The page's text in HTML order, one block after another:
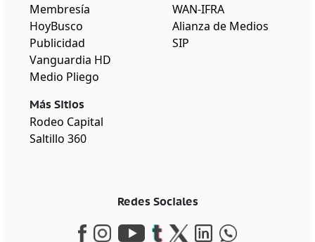
Membresía
HoyBusco
Publicidad
Vanguardia HD
Medio Pliego
Más Sitios
Rodeo Capital
Saltillo 360
WAN-IFRA
Alianza de Medios
SIP
Redes Sociales